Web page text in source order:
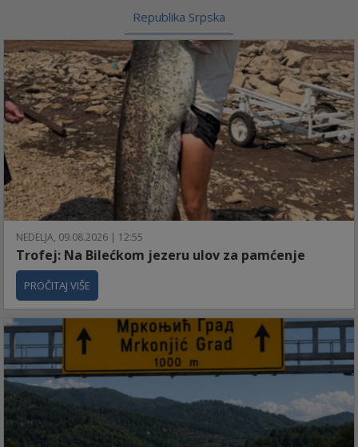
Republika Srpska
NEDELJA, 09.08.2026 | 12:55
Trofej: Na Bilećkom jezeru ulov za pamćenje
PROČITAJ VIŠE